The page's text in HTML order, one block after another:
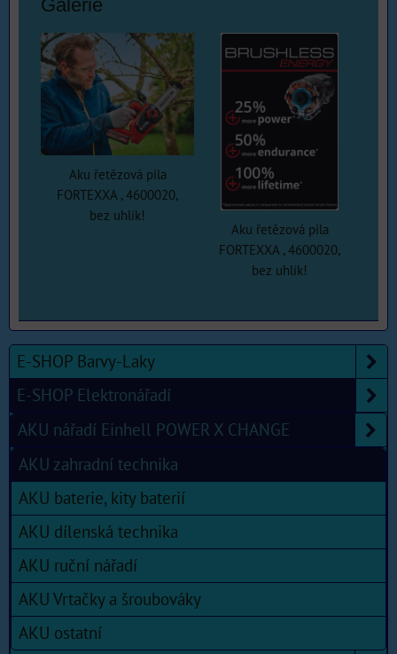
Galerie
Aku řetězová pila
FORTEXXA , 4600020,
bez uhlík!
Aku řetězová pila
FORTEXXA , 4600020,
bez uhlík!
E-SHOP Barvy-Laky
E-SHOP Elektronářadí
AKU nářadí Einhell POWER X CHANGE
AKU zahradní technika
AKU baterie, kity baterií
AKU dílenská technika
AKU ruční nářadí
AKU Vrtačky a šroubováky
AKU ostatní